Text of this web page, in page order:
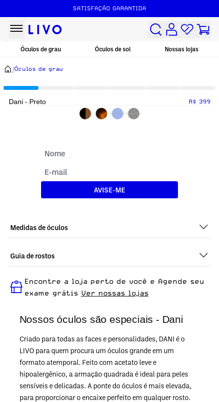
SATISFAÇÃO GARANTIDA
Óculos de grau Óculos de sol Nossas lojas
/Óculos de grau
Nossos óculos são especiais - Dani
Criado para todas as faces e personalidades, DANI é o
LIVO para quem procura um óculos grande em um
formato atemporal. Feito com acetato leve e
hipoalergênico, a armação quadrada é ideal para peles
sensíveis e delicadas. A ponte do óculos é mais elevada,
para proporcionar o encaixe perfeito em qualquer rosto.
Dani - Preto R$ 399
AVISE-ME
Medidas de óculos
Guia de rostos
quem busca um óculos confortável para o dia a dia.
Encontre a loja perto de você e Agende seu
exame grátis Ver nossas lojas